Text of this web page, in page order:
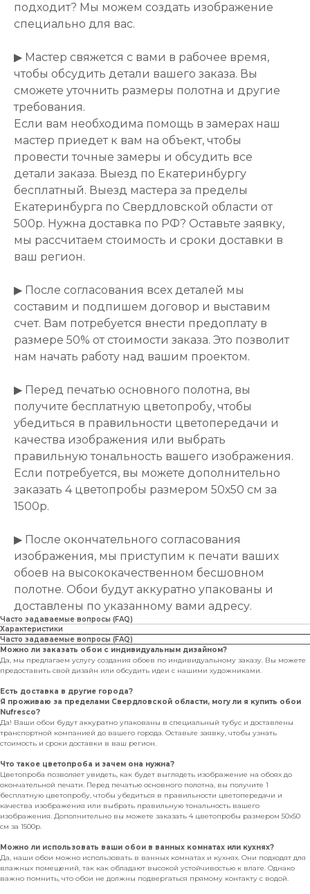
подходит? Мы можем создать изображение
специально для вас.
▶ Мастер свяжется с вами в рабочее время,
чтобы обсудить детали вашего заказа. Вы
сможете уточнить размеры полотна и другие
требования.
Если вам необходима помощь в замерах наш
мастер приедет к вам на объект, чтобы
провести точные замеры и обсудить все
детали заказа. Выезд по Екатеринбургу
бесплатный. Выезд мастера за пределы
Екатеринбурга по Свердловской области от
500р. Нужна доставка по РФ? Оставьте заявку,
мы рассчитаем стоимость и сроки доставки в
ваш регион.
▶ После согласования всех деталей мы
составим и подпишем договор и выставим
счет. Вам потребуется внести предоплату в
размере 50% от стоимости заказа. Это позволит
нам начать работу над вашим проектом.
▶ Перед печатью основного полотна, вы
получите бесплатную цветопробу, чтобы
убедиться в правильности цветопередачи и
качества изображения или выбрать
правильную тональность вашего изображения.
Если потребуется, вы можете дополнительно
заказать 4 цветопробы размером 50х50 см за
1500р.
▶ После окончательного согласования
изображения, мы приступим к печати ваших
обоев на высококачественном бесшовном
полотне. Обои будут аккуратно упакованы и
доставлены по указанному вами адресу.
Часто задаваемые вопросы (FAQ)
Характеристики
Часто задаваемые вопросы (FAQ)
Можно ли заказать обои с индивидуальным дизайном?
Да, мы предлагаем услугу создания обоев по индивидуальному заказу. Вы можете
предоставить свой дизайн или обсудить идеи с нашими художниками.
Есть доставка в другие города?
Я проживаю за пределами Свердловской области, могу ли я купить обои
Nufresco?
Да! Ваши обои будут аккуратно упакованы в специальный тубус и доставлены
транспортной компанией до вашего города. Оставьте заявку, чтобы узнать
стоимость и сроки доставки в ваш регион.
Что такое цветопроба и зачем она нужна?
Цветопроба позволяет увидеть, как будет выглядеть изображение на обоях до
окончательной печати. Перед печатью основного полотна, вы получите 1
бесплатную цветопробу, чтобы убедиться в правильности цветопередачи и
качества изображения или выбрать правильную тональность вашего
изображения. Дополнительно вы можете заказать 4 цветопробы размером 50х50
см за 1500р.
Можно ли использовать ваши обои в ванных комнатах или кухнях?
Да, наши обои можно использовать в ванных комнатах и кухнях. Они подходят для
влажных помещений, так как обладают высокой устойчивостью к влаге. Однако
важно помнить, что обои не должны подвергаться прямому контакту с водой.